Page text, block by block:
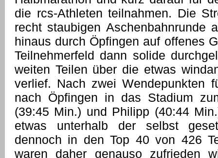
die rcs-Athleten teilnahmen. Die
recht staubigen Aschenbahnrunde
hinaus durch Öpfingen auf offenes
Teilnehmerfeld dann solide
weiten Teilen über die etwas
verlief. Nach zwei Wendepunkten
nach Öpfingen in das Stadium
(39:45 Min.) und Philipp (40:44
etwas unterhalb der selbst
dennoch in den Top 40 von 426
waren daher genauso zufrieden